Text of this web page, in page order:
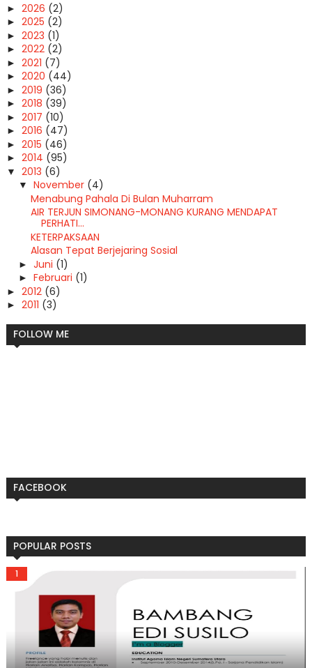
► 2026 (2)
► 2025 (2)
► 2023 (1)
► 2022 (2)
► 2021 (7)
► 2020 (44)
► 2019 (36)
► 2018 (39)
► 2017 (10)
► 2016 (47)
► 2015 (46)
► 2014 (95)
▼ 2013 (6)
▼ November (4)
Menabung Pahala Di Bulan Muharram
AIR TERJUN SIMONANG-MONANG KURANG MENDAPAT
PERHATI...
KETERPAKSAAN
Alasan Tepat Berjejaring Sosial
► Juni (1)
► Februari (1)
► 2012 (6)
► 2011 (3)
FOLLOW ME
FACEBOOK
POPULAR POSTS